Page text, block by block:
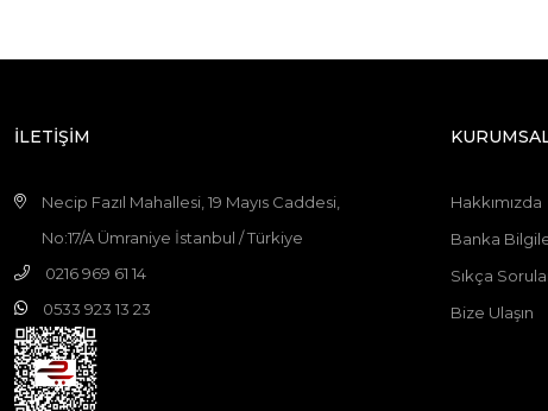
İLETİŞİM
Necip Fazıl Mahallesi, 19 Mayıs Caddesi,
No:17/A Ümraniye İstanbul / Türkiye
0216 969 61 14
0533 923 13 23
Hakkımızda
Banka
Sıkça
Bize Ulaşın